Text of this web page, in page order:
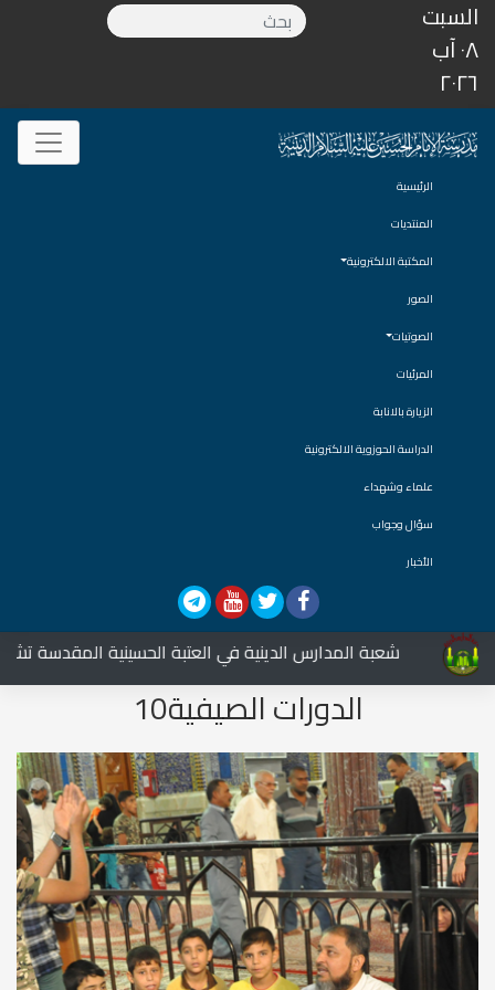
السبت
٠٨ آب
٢٠٢٦
الرئيسية
المنتديات
المكتبة الالكترونية
الصور
الصوتيات
المرئيات
الزيارة بالانابة
الدراسة الحوزوية الالكترونية
علماء وشهداء
سؤال وجواب
الأخبار
شعبة المدارس الدينية في العتبة الحسينية المقدسة
الدورات الصيفية10